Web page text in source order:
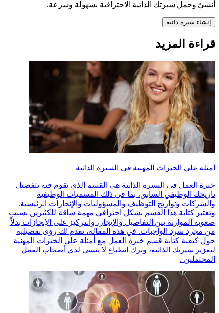
أنشئ وحمل سيرتك الذاتية الاحترافية بسهولة وسرعة.
إنشاء سيرة ذاتية
قراءة المزيد
أمثلة على الخبرات المهنية في السيرة الذاتية
خبرة العمل في السيرة الذاتية هي القسم الذي تقوم فيه بتفصيل
تاريخك الوظيفي السابق، بما في ذلك المسميات الوظيفية
والشركات وتواريخ التوظيف والمسؤوليات والإنجازات الرئيسية.
وتعتبر كتابة هذا القسم بشكل احترافي مهمة شاقة للكثيرين بسبب
صعوبة الموازنة بين التفاصيل والإيجاز، والتركيز على الإنجازات بدلاً
من مجرد سرد الواجبات. في هذه المقالة، نقدم لك رؤى تفصيلية
حول كيفية كتابة قسم خبرة العمل مع أمثلة على الخبرات المهنية
لتعزيز سيرتك الذاتية، وترك انطباع لا ينسى لدى أصحاب العمل
المحتملين .